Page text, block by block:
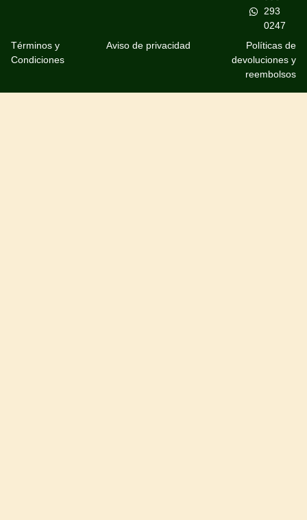
293
0247
Términos y
Condiciones
Aviso de privacidad
Políticas de
devoluciones y
reembolsos